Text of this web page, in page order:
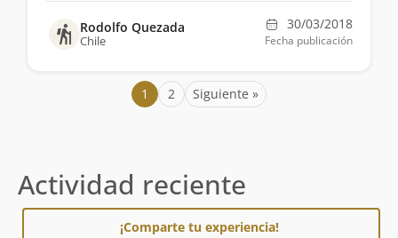
Rodolfo Quezada
Chile
30/03/2018
Fecha publicación
1 2 Siguiente »
Actividad reciente
¡Comparte tu experiencia!